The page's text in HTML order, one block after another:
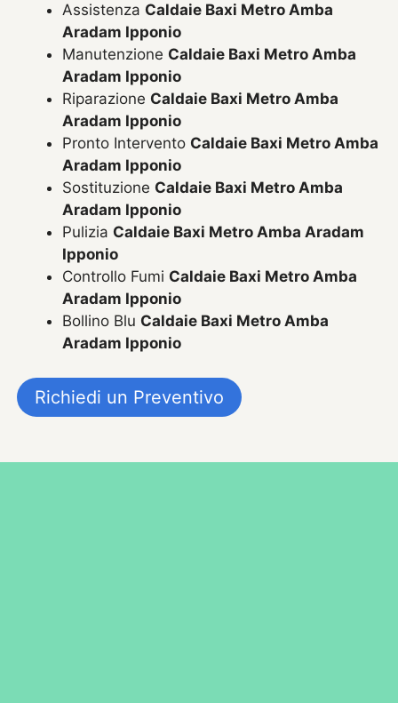
Assistenza Caldaie Baxi Metro Amba
Aradam Ipponio
Manutenzione Caldaie Baxi Metro Amba
Aradam Ipponio
Riparazione Caldaie Baxi Metro Amba
Aradam Ipponio
Pronto Intervento Caldaie Baxi Metro Amba
Aradam Ipponio
Sostituzione Caldaie Baxi Metro Amba
Aradam Ipponio
Pulizia Caldaie Baxi Metro Amba Aradam
Ipponio
Controllo Fumi Caldaie Baxi Metro Amba
Aradam Ipponio
Bollino Blu Caldaie Baxi Metro Amba
Aradam Ipponio
Richiedi un Preventivo